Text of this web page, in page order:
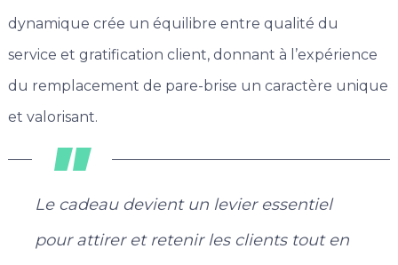
dynamique crée un équilibre entre qualité du
service et gratification client, donnant à l’expérience
du remplacement de pare-brise un caractère unique
et valorisant.
Le cadeau devient un levier essentiel
pour attirer et retenir les clients tout en